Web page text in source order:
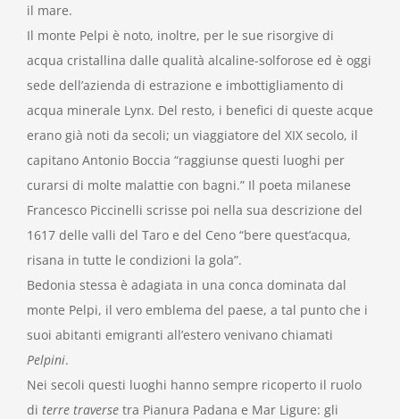
il mare.
Il monte Pelpi è noto, inoltre, per le sue risorgive di
acqua cristallina dalle qualità alcaline-solforose ed è oggi
sede dell’azienda di estrazione e imbottigliamento di
acqua minerale Lynx. Del resto, i benefici di queste acque
erano già noti da secoli; un viaggiatore del XIX secolo, il
capitano Antonio Boccia “raggiunse questi luoghi per
curarsi di molte malattie con bagni.” Il poeta milanese
Francesco Piccinelli scrisse poi nella sua descrizione del
1617 delle valli del Taro e del Ceno “bere quest’acqua,
risana in tutte le condizioni la gola”.
Bedonia stessa è adagiata in una conca dominata dal
monte Pelpi, il vero emblema del paese, a tal punto che i
suoi abitanti emigranti all’estero venivano chiamati
Pelpini.
Nei secoli questi luoghi hanno sempre ricoperto il ruolo
di terre traverse tra Pianura Padana e Mar Ligure: gli